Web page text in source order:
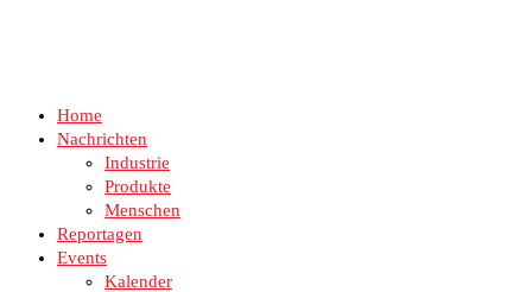
Home
Nachrichten
Industrie
Produkte
Menschen
Reportagen
Events
Kalender